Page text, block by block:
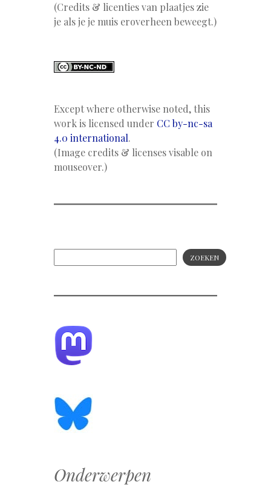
(Credits & licenties van plaatjes zie
je als je je muis eroverheen beweegt.)
Except where otherwise noted, this
work is licensed under CC by-nc-sa
4.0 international.
(Image credits & licenses visable on
mouseover.)
ZOEKEN
Onderwerpen